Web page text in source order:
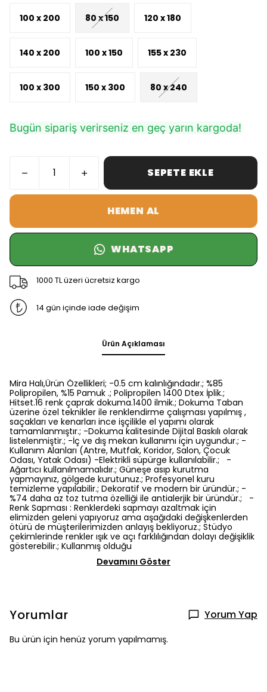
100 x 200 80 x 150 120 x 180
140 x 200 100 x 150 155 x 230
100 x 300 150 x 300 80 x 240
Bugün sipariş verirseniz en geç yarın kargoda!
SEPETE EKLE
HEMEN AL
WHATSAPP
1000 TL üzeri ücretsiz kargo
14 gün içinde iade değişim
Ürün Açıklaması
Mira Halı,Ürün Özellikleri; -0.5 cm kalınlığındadır.; %85
Polipropilen, %15 Pamuk .; Polipropilen 1400 Dtex İplik.;
Hitset.16 renk çaprak dokuma.1400 ilmik.; Dokuma Taban
üzerine özel teknikler ile renklendirme çalışması yapılmış ,
saçakları ve kenarları ince işçilikle el yapımı olarak
tamamlanmıştır.; -Dokuma kalitesinde Dijital Baskılı olarak
listelenmiştir.; -İç ve dış mekan kullanımı için uygundur.; -
Kullanım Alanları (Antre, Mutfak, Koridor, Salon, Çocuk
Odası, Yatak Odası) -Elektrikli süpürge kullanılabilir.; -
Ağartıcı kullanılmamalıdır.; Güneşe asıp kurutma
yapmayınız, gölgede kurutunuz.; Profesyonel kuru
temizleme yapılabilir.; Dekoratif ve modern bir üründür.; -
%74 daha az toz tutma özelliği ile antialerjik bir üründür.; -
Renk Sapması : Renklerdeki sapmayı azaltmak için
elimizden geleni yapıyoruz ama aşağıdaki değişkenlerden
ötürü de müşterilerimizden anlayış bekliyoruz.; Stüdyo
çekimlerinde renkler ışık ve açı farklılığından dolayı değişiklik
gösterebilir.; Kullanmış olduğu
Devamını Göster
Yorumlar Yorum Yap
Bu ürün için henüz yorum yapılmamış.